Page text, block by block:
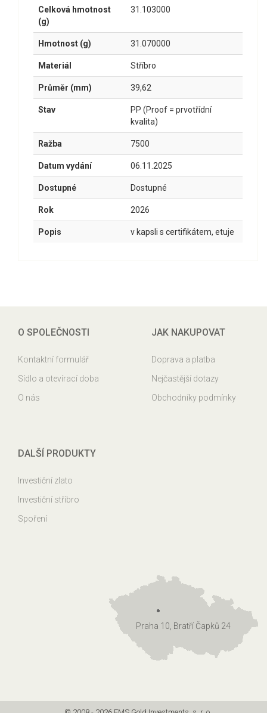
Celková hmotnost
(g)
31.103000
Hmotnost (g) 31.070000
Materiál Stříbro
Průměr (mm) 39,62
Stav
PP (Proof = prvotřídní
kvalita)
Ražba 7500
Datum vydání 06.11.2025
Dostupné Dostupné
Rok 2026
Popis v kapsli s certifikátem, etuje
O SPOLEČNOSTI
Kontaktní formulář
Sídlo a otevírací doba
O nás
JAK NAKUPOVAT
Doprava a platba
Nejčastější dotazy
Obchodníky podmínky
DALŠÍ PRODUKTY
Investiční zlato
Investiční stříbro
Spoření
Praha 10, Bratří Čapků 24